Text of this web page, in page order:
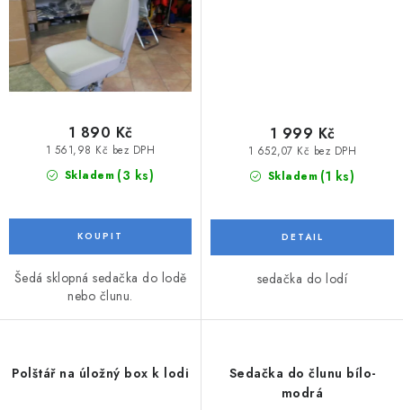
ZNAČKY
Doprava a platba Servis
Reklamace
Obchodní podmínky
Podmínky ochrany osobních údajů
Skladem (3 ks)
1 561,98 Kč bez DPH
1 890 Kč
Šedá sklopná sedačka do lodě
nebo člunu.
Skladem (1 ks)
1 652,07 Kč bez DPH
1 999 Kč
sedačka do lodí
Polštář na úložný box k lodi
Sedačka do člunu bílo-
modrá